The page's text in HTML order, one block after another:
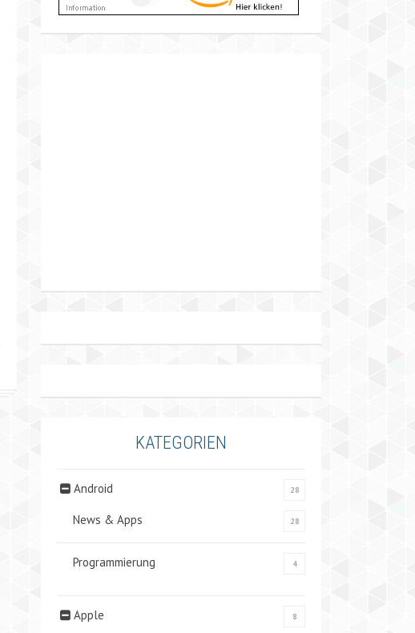
KATEGORIEN
Android 28
News & Apps 28
Programmierung 4
Apple 8